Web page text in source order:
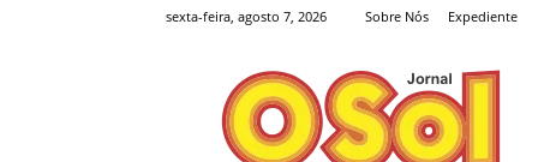
sexta-feira, agosto 7, 2026 Sobre Nós Expediente
Jornal
O
Sol